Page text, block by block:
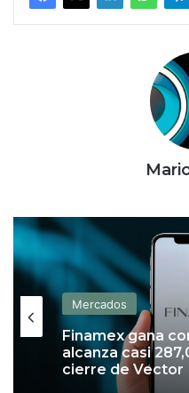
Mercados
Finamex gana
alcanza casi
cierre de Vector